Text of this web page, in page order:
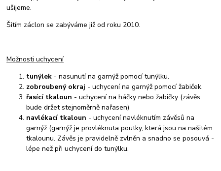
ušijeme.
Šitím záclon se zabýváme již od roku 2010.
Možnosti uchycení
tunýlek - nasunutí na garnýž pomocí tunýlku.
zobroubený okraj - uchycení na garnýž pomocí žabiček.
řasící tkaloun - uchycení na háčky nebo žabičky (závěs
bude držet stejnoměrně nařasen)
navlékací tkaloun - uchycení navléknutím závěsů na
garnýž (garnýž je provléknuta poutky, která jsou na našitém
tkalounu. Závěs je pravidelně zvlněn a snadno se posouvá -
lépe než při uchycení do tunýlku.